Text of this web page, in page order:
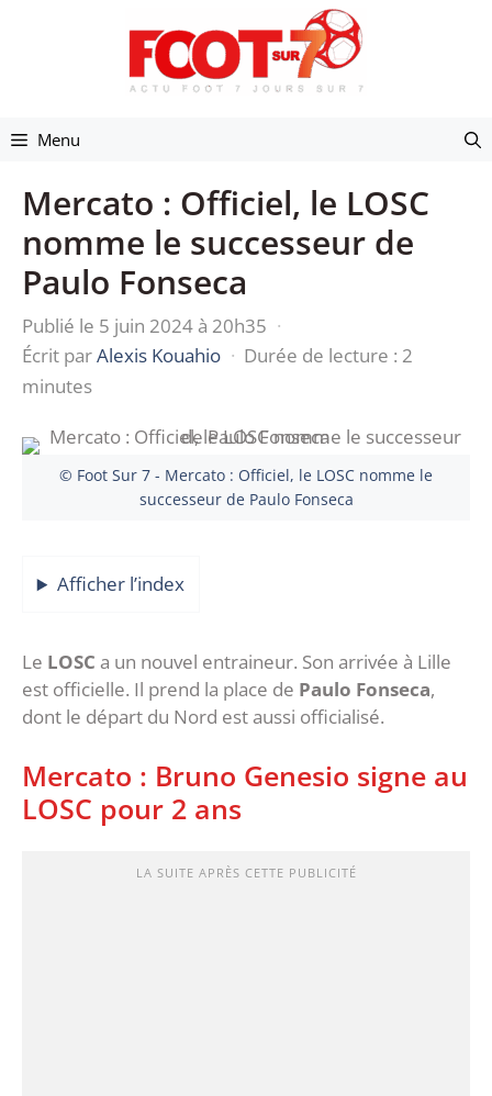
Menu
Mercato : Officiel, le LOSC
nomme le successeur de
Paulo Fonseca
Publié le 5 juin 2024 à 20h35 ·
Écrit parAlexis Kouahio · Durée de lecture : 2
minutes
© Foot Sur 7 - Mercato : Officiel, le LOSC nomme le
successeur de Paulo Fonseca
Afficher l’index
Le LOSC a un nouvel entraineur. Son arrivée à Lille
est officielle. Il prend la place de Paulo Fonseca,
dont le départ du Nord est aussi officialisé.
Mercato : Bruno Genesio signe au
LOSC pour 2 ans
LA SUITE APRÈS CETTE PUBLICITÉ